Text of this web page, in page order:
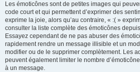
Les émoticônes sont de petites images qui
code court et qui permettent d’exprimer des
exprime la joie, alors qu’au contraire, « :( »
consulter la liste complète des émoticônes
Essayez cependant de ne pas abuser des
rapidement rendre un message illisible et un
modifier ou de le supprimer complètement. Les
peuvent également limiter le nombre
à un message.